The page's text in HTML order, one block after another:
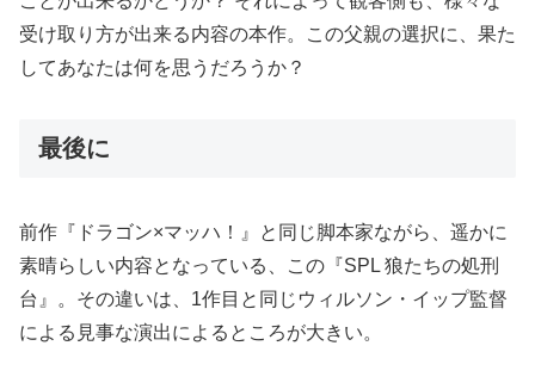
受け取り方が出来る内容の本作。この父親の選択に、果た
してあなたは何を思うだろうか？
最後に
前作『ドラゴン×マッハ！』と同じ脚本家ながら、遥かに
素晴らしい内容となっている、この『SPL 狼たちの処刑
台』。その違いは、1作目と同じウィルソン・イップ監督
による見事な演出によるところが大きい。